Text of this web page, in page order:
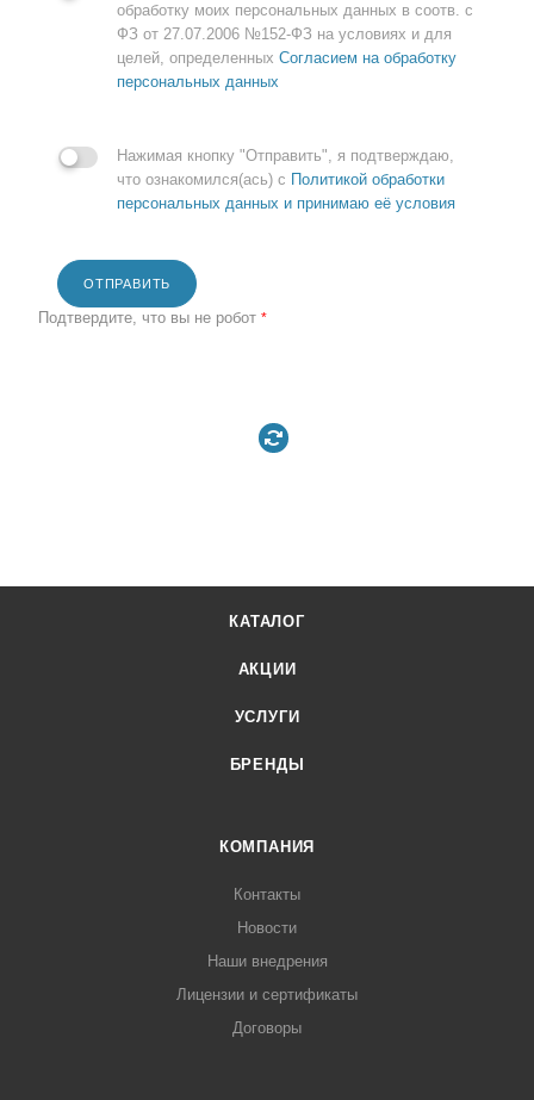
обработку моих персональных данных в соотв. с
ФЗ от 27.07.2006 №152-ФЗ на условиях и для
целей, определенных Согласием на обработку
персональных данных
Нажимая кнопку "Отправить", я подтверждаю,
что ознакомился(ась) с Политикой обработки
персональных данных и принимаю её условия
ОТПРАВИТЬ
Подтвердите, что вы не робот *
КАТАЛОГ
АКЦИИ
УСЛУГИ
БРЕНДЫ
КОМПАНИЯ
Контакты
Новости
Наши внедрения
Лицензии и сертификаты
Договоры